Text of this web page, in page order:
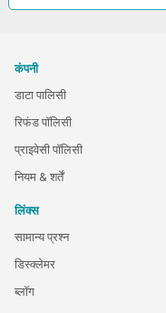
कंपनी
डाटा पालिसी
रिफंड पॉलिसी
प्राइवेसी पॉलिसी
नियम & शर्तें
लिंक्स
सामान्य प्रश्न
डिस्क्लेमर
ब्लॉग